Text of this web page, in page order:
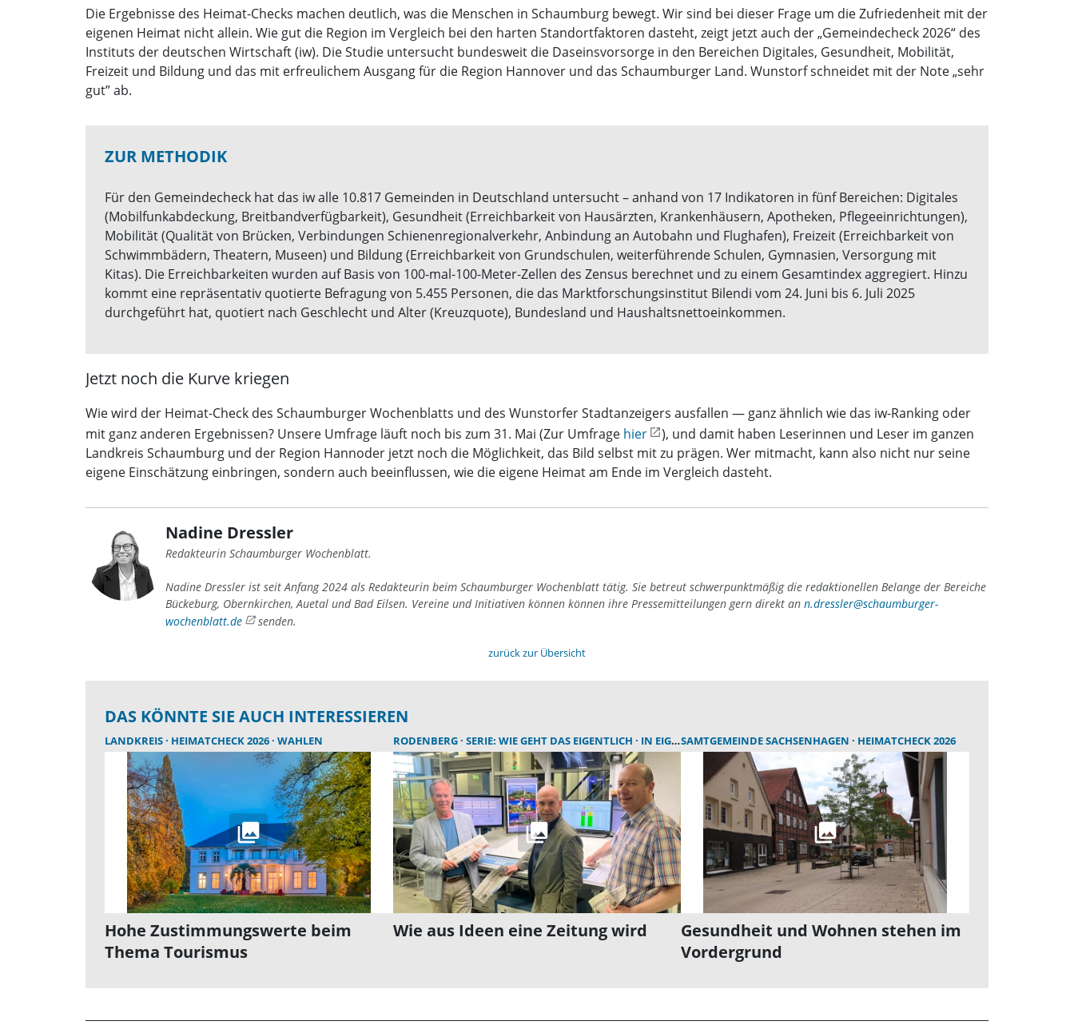
Die Ergebnisse des Heimat-Checks machen deutlich, was die Menschen in Schaumburg bewegt. Wir sind bei dieser Frage um die Zufriedenheit mit der
eigenen Heimat nicht allein. Wie gut die Region im Vergleich bei den harten Standortfaktoren dasteht, zeigt jetzt auch der „Gemeindecheck 2026“ des
Instituts der deutschen Wirtschaft (iw). Die Studie untersucht bundesweit die Daseinsvorsorge in den Bereichen Digitales, Gesundheit, Mobilität,
Freizeit und Bildung und das mit erfreulichem Ausgang für die Region Hannover und das Schaumburger Land. Wunstorf schneidet mit der Note „sehr
gut” ab.
ZUR METHODIK
Für den Gemeindecheck hat das iw alle 10.817 Gemeinden in Deutschland untersucht – anhand von 17 Indikatoren in fünf Bereichen: Digitales
(Mobilfunkabdeckung, Breitbandverfügbarkeit), Gesundheit (Erreichbarkeit von Hausärzten, Krankenhäusern, Apotheken, Pflegeeinrichtungen),
Mobilität (Qualität von Brücken, Verbindungen Schienenregionalverkehr, Anbindung an Autobahn und Flughafen), Freizeit (Erreichbarkeit von
Schwimmbädern, Theatern, Museen) und Bildung (Erreichbarkeit von Grundschulen, weiterführende Schulen, Gymnasien, Versorgung mit
Kitas). Die Erreichbarkeiten wurden auf Basis von 100-mal-100-Meter-Zellen des Zensus berechnet und zu einem Gesamtindex aggregiert. Hinzu
kommt eine repräsentativ quotierte Befragung von 5.455 Personen, die das Marktforschungsinstitut Bilendi vom 24. Juni bis 6. Juli 2025
durchgeführt hat, quotiert nach Geschlecht und Alter (Kreuzquote), Bundesland und Haushaltsnettoeinkommen.
Jetzt noch die Kurve kriegen
Wie wird der Heimat-Check des Schaumburger Wochenblatts und des Wunstorfer Stadtanzeigers ausfallen — ganz ähnlich wie das iw-Ranking oder
mit ganz anderen Ergebnissen? Unsere Umfrage läuft noch bis zum 31. Mai (Zur Umfrage hier
), und damit haben Leserinnen und Leser im ganzen
Landkreis Schaumburg und der Region Hannoder jetzt noch die Möglichkeit, das Bild selbst mit zu prägen. Wer mitmacht, kann also nicht nur seine
eigene Einschätzung einbringen, sondern auch beeinflussen, wie die eigene Heimat am Ende im Vergleich dasteht.
Nadine Dressler
Redakteurin Schaumburger Wochenblatt.
Nadine Dressler ist seit Anfang 2024 als Redakteurin beim Schaumburger Wochenblatt tätig. Sie betreut schwerpunktmäßig die redaktionellen Belange der Bereiche
Bückeburg, Obernkirchen, Auetal und Bad Eilsen. Vereine und Initiativen können können ihre Pressemitteilungen gern direkt an n.dressler@schaumburger-
wochenblatt.de
senden.
zurück zur Übersicht
DAS KÖNNTE SIE AUCH INTERESSIEREN
LANDKREIS HEIMATCHECK 2026 WAHLEN
Hohe Zustimmungswerte beim
Thema Tourismus
RODENBERG SERIE: WIE GEHT DAS EIGENTLICH IN EIGENER SACHE
Wie aus Ideen eine Zeitung wird
SAMTGEMEINDE SACHSENHAGEN HEIMATCHECK 2026
Gesundheit und Wohnen stehen im
Vordergrund